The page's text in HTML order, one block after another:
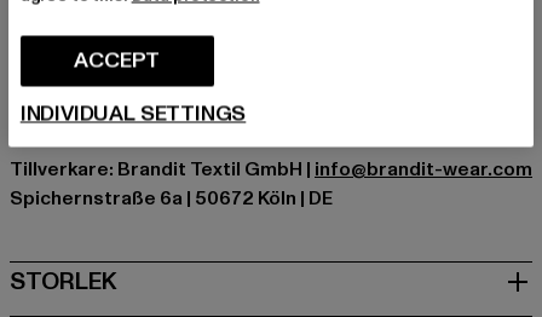
Tillverkarens färg: black
Materialsammansättning: 100% Polyakryl, 100% Bomull
Art.nr: BD6019-00007
Tillverkare: Brandit Textil GmbH | info@brandit-wear.com
Spichernstraße 6a | 50672 Köln | DE
STORLEK
ACCEPT
INDIVIDUAL SETTINGS